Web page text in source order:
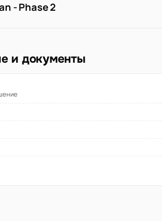
- Phase 2
и документы